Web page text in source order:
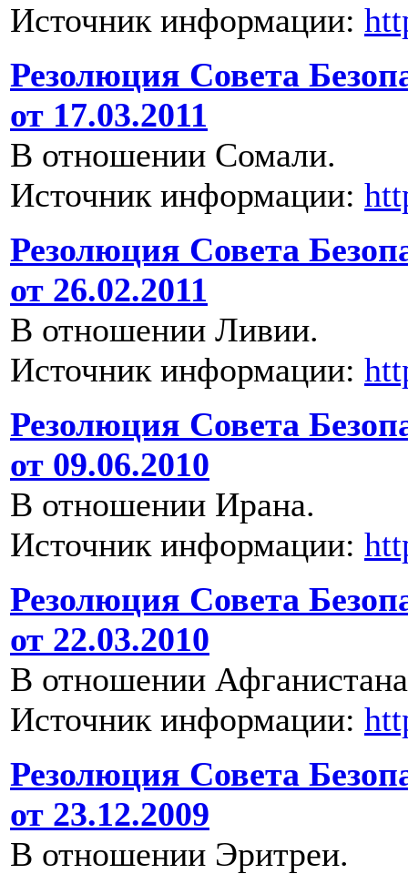
Источник информации:
Резолюция Совета
от 17.03.2011
В отношении Сомали.
Источник информации:
Резолюция Совета
от 26.02.2011
В отношении Ливии.
Источник информации:
Резолюция Совета
от 09.06.2010
В отношении Ирана.
Источник информации:
Резолюция Совета
от 22.03.2010
В отношении
Источник информации:
Резолюция Совета
от 23.12.2009
В отношении Эритреи.